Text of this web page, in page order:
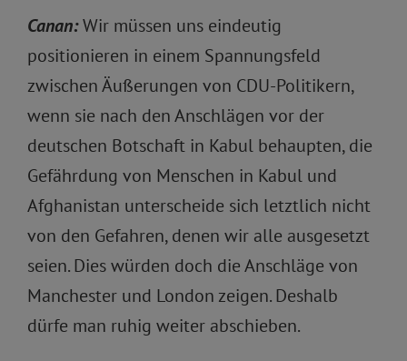
Canan:Wir müssen uns eindeutig
positionieren in einem Spannungsfeld
zwischen Äußerungen von CDU-Politikern,
wenn sie nach den Anschlägen vor der
deutschen Botschaft in Kabul behaupten, die
Gefährdung von Menschen in Kabul und
Afghanistan unterscheide sich letztlich nicht
von den Gefahren, denen wir alle ausgesetzt
seien. Dies würden doch die Anschläge von
Manchester und London zeigen. Deshalb
dürfe man ruhig weiter abschieben.